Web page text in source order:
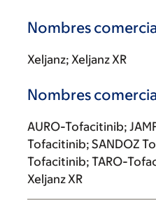
Nombres
Xeljanz; Xeljanz XR
Nombres
AURO-Tofacitinib;
Tofacitinib; SANDOZ
Tofacitinib; TARO-
Xeljanz XR